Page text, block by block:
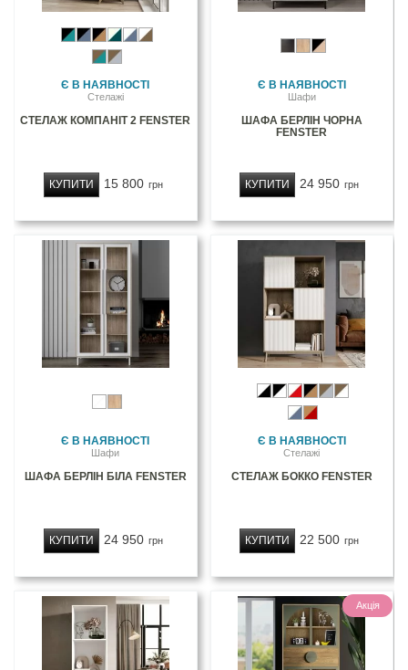
Є В НАЯВНОСТІ
Стелажі
СТЕЛАЖ КОМПАНІТ 2 FENSTER
15 800 грн
КУПИТИ
Є В НАЯВНОСТІ
Шафи
ШАФА БЕРЛІН ЧОРНА
FENSTER
24 950 грн
КУПИТИ
Є В НАЯВНОСТІ
Шафи
ШАФА БЕРЛІН БІЛА FENSTER
24 950 грн
КУПИТИ
Є В НАЯВНОСТІ
Стелажі
СТЕЛАЖ БОККО FENSTER
22 500 грн
КУПИТИ
Акція